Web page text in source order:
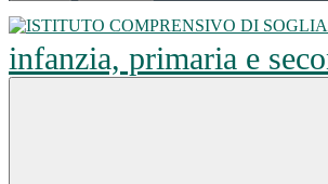
infanzia, primaria e